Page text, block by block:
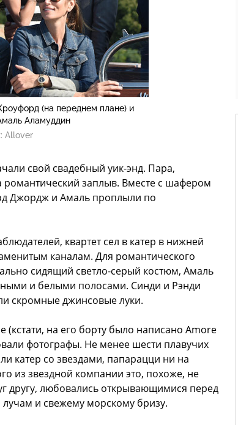
(на переднем плане) и
Аламуддин
Allover
свой свадебный уик-энд. Пара,
романтический заплыв. Вместе с шафером
Джордж и Амаль проплыли по
квартет сел в катер в нижней
каналам. Для романтического
сидящий светло-серый костюм, Амаль
и белыми полосами. Синди и Рэнди
скромные джинсовые луки.
(кстати, на его борту было написано Amore
фотографы. Не менее шести плавучих
катер со звездами, папарацци ни на
из звездной компании это, похоже, не
другу, любовались открывающимися перед
и свежему морскому бризу.